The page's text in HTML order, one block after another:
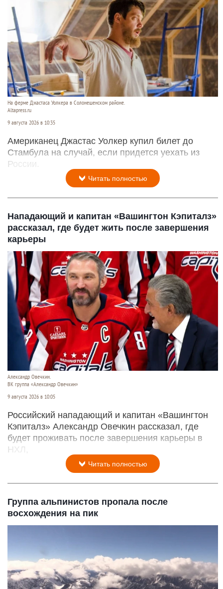
На ферме Джастаса Уолкера в Солонешенском районе.
Altapress.ru
9 августа 2026 в 10:35
Американец Джастас Уолкер купил билет до
Стамбула на случай, если придется уехать из
России.
Читать полностью
Нападающий и капитан «Вашингтон Кэпиталз»
рассказал, где будет жить после завершения
карьеры
Александр Овечкин.
ВК группа «Александр Овечкин»
9 августа 2026 в 10:05
Российский нападающий и капитан «Вашингтон
Кэпиталз» Александр Овечкин рассказал, где
будет проживать после завершения карьеры в
НХЛ,
Читать полностью
Группа альпинистов пропала после
восхождения на пик